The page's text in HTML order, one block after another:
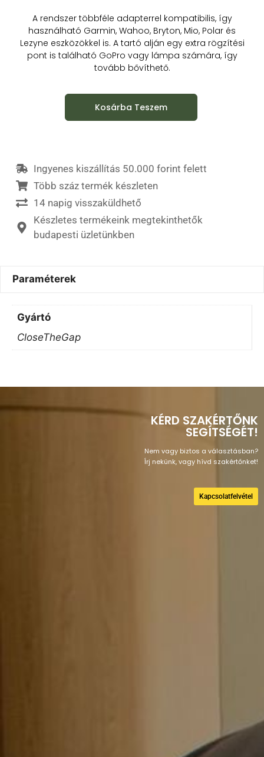
A rendszer többféle adapterrel kompatibilis, így
használható Garmin, Wahoo, Bryton, Mio, Polar és
Lezyne eszközökkel is. A tartó alján egy extra rögzítési
pont is található GoPro vagy lámpa számára, így
tovább bővíthető.
Kosárba Teszem
Ingyenes kiszállítás 50.000 forint felett
Több száz termék készleten
14 napig visszaküldhető
Készletes termékeink megtekinthetők
budapesti üzletünkben
Paraméterek
Gyártó
CloseTheGap
KÉRD SZAKÉRTŐNK
SEGÍTSÉGÉT!
Nem vagy biztos a választásban?
Írj nekünk, vagy hívd szakértőnket!
Kapcsolatfelvétel